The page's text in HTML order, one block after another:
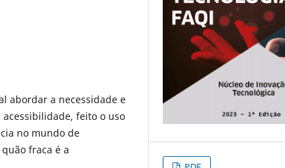
abordar a necessidade e
feito o uso
no mundo de
fraca é a